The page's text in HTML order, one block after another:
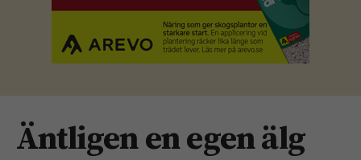
Äntligen en egen älg